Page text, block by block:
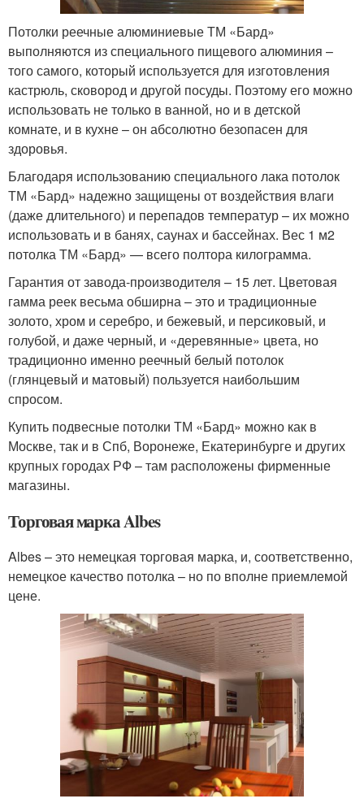
Потолки реечные алюминиевые ТМ «Бард»
выполняются из специального пищевого алюминия –
того самого, который используется для изготовления
кастрюль, сковород и другой посуды. Поэтому его можно
использовать не только в ванной, но и в детской
комнате, и в кухне – он абсолютно безопасен для
здоровья.
Благодаря использованию специального лака потолок
ТМ «Бард» надежно защищены от воздействия влаги
(даже длительного) и перепадов температур – их можно
использовать и в банях, саунах и бассейнах. Вес 1 м2
потолка ТМ «Бард» — всего полтора килограмма.
Гарантия от завода-производителя – 15 лет. Цветовая
гамма реек весьма обширна – это и традиционные
золото, хром и серебро, и бежевый, и персиковый, и
голубой, и даже черный, и «деревянные» цвета, но
традиционно именно реечный белый потолок
(глянцевый и матовый) пользуется наибольшим
спросом.
Купить подвесные потолки ТМ «Бард» можно как в
Москве, так и в Спб, Воронеже, Екатеринбурге и других
крупных городах РФ – там расположены фирменные
магазины.
Торговая марка Albes
Albes – это немецкая торговая марка, и, соответственно,
немецкое качество потолка – но по вполне приемлемой
цене.